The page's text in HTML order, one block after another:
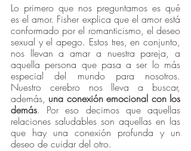
Lo primero que nos preguntamos es qué
es el amor. Fisher explica que el amor está
conformado por el romanticismo, el deseo
sexual y el apego. Estos tres, en conjunto,
nos llevan a amar a nuestra pareja, a
aquella persona que pasa a ser lo más
especial del mundo para nosotros.
Nuestro cerebro nos lleva a buscar,
además, una conexión emocional con los
demás. Por eso decimos que aquellas
relaciones saludables son aquellas en las
que hay una conexión profunda y un
deseo de cuidar del otro.